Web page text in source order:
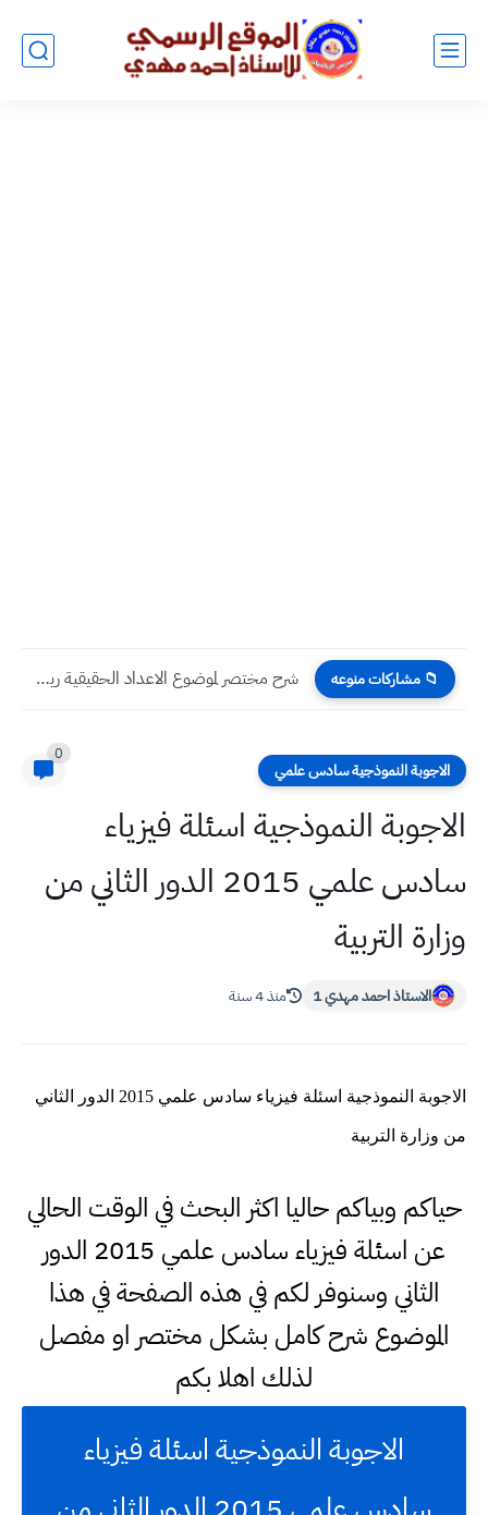
📁 مشاركات منوعه مراجعة مركزة وزارية الفصل الاول رياضيات ثالث متوسط مهمة جدا...
الاجوبة النموذجية سادس علمي
0
الاجوبة النموذجية اسئلة فيزياء
سادس علمي 2015 الدور الثاني من
وزارة التربية
الاستاذ احمد مهدي 1 منذ 4 سنة
الاجوبة النموذجية اسئلة فيزياء سادس علمي 2015 الدور الثاني
من وزارة التربية
حياكم وبياكم حاليا اكثر البحث في الوقت الحالي
عن اسئلة فيزياء سادس علمي 2015 الدور
الثاني وسنوفر لكم في هذه الصفحة في هذا
الموضوع شرح كامل بشكل مختصر او مفصل
لذلك اهلا بكم
الاجوبة النموذجية اسئلة فيزياء